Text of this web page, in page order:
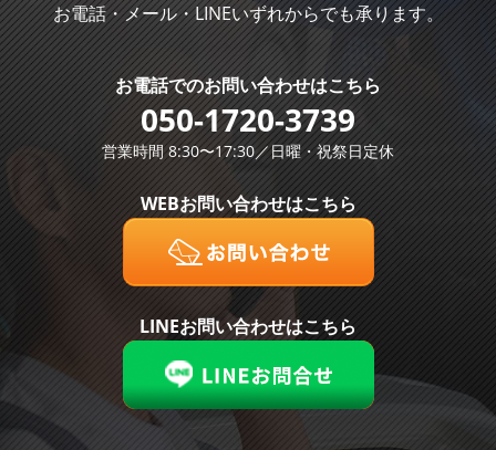
お電話・メール・LINEいずれからでも承ります。
お電話でのお問い合わせはこちら
050-1720-3739
営業時間 8:30〜17:30／日曜・祝祭日定休
WEBお問い合わせはこちら
LINEお問い合わせはこちら